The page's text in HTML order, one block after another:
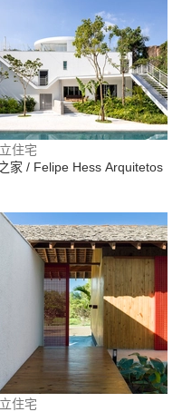
住宅
家 / Felipe Hess Arquitetos
住宅